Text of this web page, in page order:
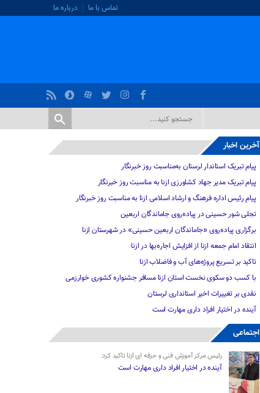
تماس با ما درباره ما
آخرین اخبار
پیام تبریک استاندار لرستان به‌مناسبت روز خبرنگار
پیام تبریک مدیر جهاد کشاورزی ازنا به مناسبت روز خبرنگار
پیام رئیس اداره فرهنگ و ارشاد اسلامی ازنا به مناسبت روز خبرنگار
تجلی شور حسینی در پیاده‌روی جاماندگان اربعین
برگزاری پیاده‌روی «جاماندگان اربعین حسینی» در شهرستان ازنا
انتقاد امام جمعه ازنا از افزایش اجاره‌بها در ازنا
تاکید بر تسریع پروژه‌های آب و فاضلاب ازنا
با کسب دو سکوی نخست استان ازنا مسافر جشنواره کشوری خوارزمی
نقدی بر تغییرات اخیر استانداری لرستان
آینده در اختیار افراد داری مهارت است
اجتماعی
رئیس مرکز آموزش فنی و حرفه ای ازنا تاکید کرد:
آینده در اختیار افراد داری مهارت است